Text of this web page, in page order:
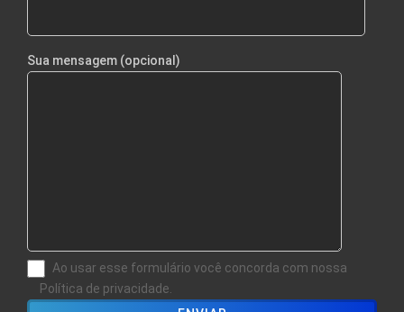
Sua mensagem (opcional)
Ao usar esse formulário você concorda com nossa
Política de privacidade.